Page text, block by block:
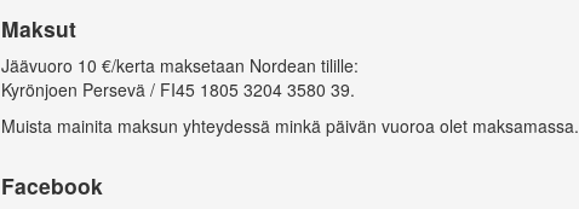
Maksut
Jäävuoro 10 €/kerta maksetaan Nordean tilille:
Kyrönjoen Persevä / FI45 1805 3204 3580 39.
Muista mainita maksun yhteydessä minkä päivän vuoroa olet maksamassa.
Facebook